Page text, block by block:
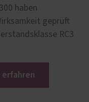
haben
geprüft
RC3
erfahren